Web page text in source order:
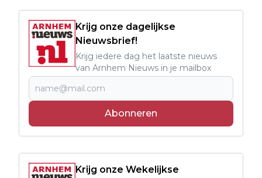
Krijg onze dagelijkse
Nieuwsbrief!
Krijg iedere dag het laatste nieuws
van Arnhem Nieuws in je mailbox
Abonneren
Krijg onze Wekelijkse